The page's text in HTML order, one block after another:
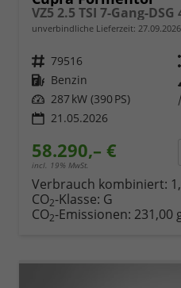
VZ5 2.5 TSI 7-Gang-
unverbindliche Lieferzeit: 27.09.2026
Fahrzeugnr. 79516
Kraftstoff Benzin
Leistung 287 kW (390 PS)
21.05.2026
58.290,– €
incl. 19% MwSt.
Verbrauch kombiniert:
CO2-Klasse: G
CO2-Emissionen: 231,00